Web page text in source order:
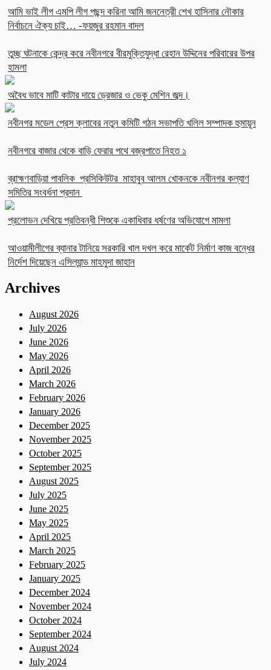
আমি ভাই লীগ এমপি লীগ পছন্দ করিনা আমি জননেত্রী শেখ হাসিনার নৌকার
নির্বাচনে ঐক্য চাই… -ফয়জুর রহমান বাদল
তুচ্ছ ঘটনাকে কেন্দ্র করে নবীনগরে বীরমুক্তিযুদ্ধা রেহান উদ্দিনের পরিবারের উপর
হামলা
অবৈধ ভাবে মাটি কাটার দায়ে ড্রেজার ও ভেকু মেশিন জব্দ।
নবীনগর মডেল প্রেস ক্লাবের নতুন কমিটি গঠন সভাপতি খলিল সম্পাদক হুমায়ূন
নবীনগরে বাজার থেকে বাড়ি ফেরার পথে বজ্রপাতে নিহত ১
ব্রাহ্মণবাড়িয়া পাবলিক প্রসিকিউটর মাহাবুব আলম খোকনকে নবীনগর কল্যাণ
সমিতির সংবর্ধনা প্রদান
প্রলোভন দেখিয়ে প্রতিবন্ধী শিশুকে একাধিবার ধর্ষণের অভিযোগে মামলা
আওয়ামীলীগের ব্যানার টানিয়ে সরকারি খাল দখল করে মার্কেট নির্মাণ কাজ বন্ধের
নির্দেশ দিয়েছেন এসিল্যান্ড মাহমুদা জাহান
Archives
August 2026
July 2026
June 2026
May 2026
April 2026
March 2026
February 2026
January 2026
December 2025
November 2025
October 2025
September 2025
August 2025
July 2025
June 2025
May 2025
April 2025
March 2025
February 2025
January 2025
December 2024
November 2024
October 2024
September 2024
August 2024
July 2024